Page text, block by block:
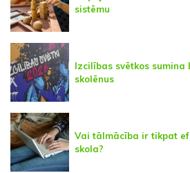
sistēmu
Izcilības svētkos
skolēnus
Vai tālmācība ir tikpat
skola?